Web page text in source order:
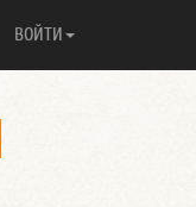
ВОЙТИ